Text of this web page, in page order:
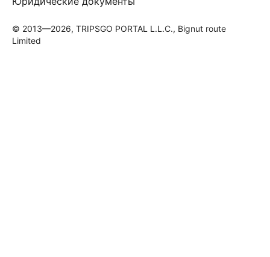
© 2013—2026, TRIPSGO PORTAL L.L.C., Bignut route
Limited